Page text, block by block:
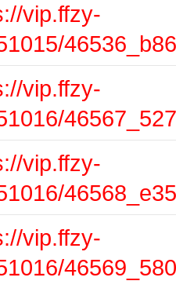
vip.ffzy-
vip.ffzy-
vip.ffzy-
vip.ffzy-